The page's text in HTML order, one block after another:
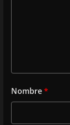
Nombre*